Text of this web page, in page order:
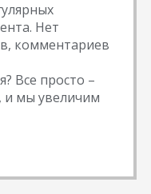
Нет
комментариев
Все просто –
и мы увеличим